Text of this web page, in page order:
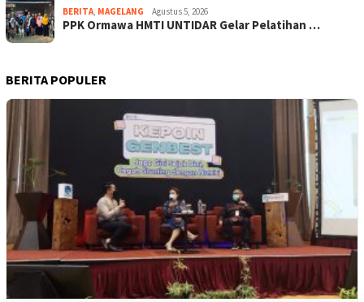
BERITA, MAGELANG Agustus 5, 2026
PPK Ormawa HMTI UNTIDAR Gelar Pelatihan …
BERITA POPULER